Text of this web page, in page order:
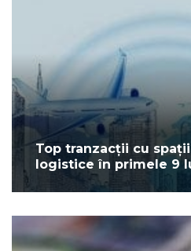
Top tranzacții cu
logistice în primele 9